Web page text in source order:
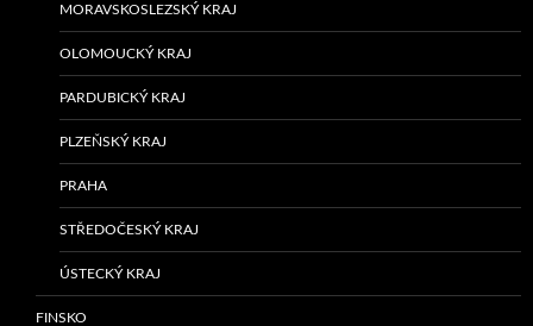
MORAVSKOSLEZSKÝ KRAJ
OLOMOUCKÝ KRAJ
PARDUBICKÝ KRAJ
PLZEŇSKÝ KRAJ
PRAHA
STŘEDOČESKÝ KRAJ
ÚSTECKÝ KRAJ
FINSKO